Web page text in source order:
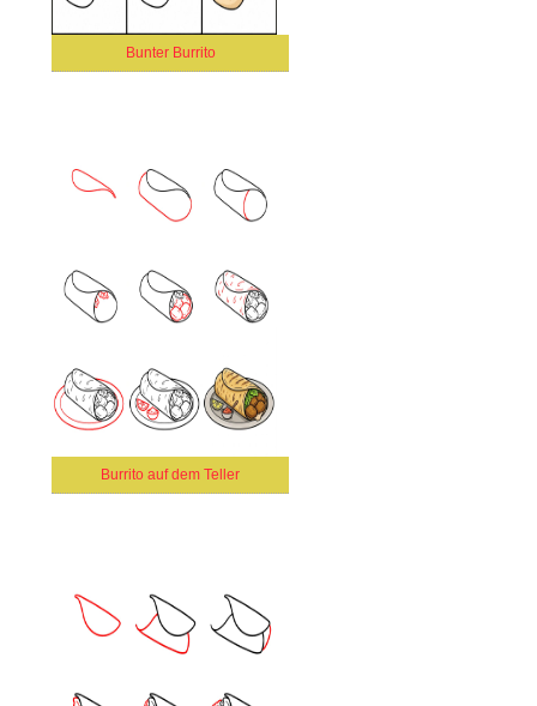
Bunter Burrito
Burrito auf dem Teller